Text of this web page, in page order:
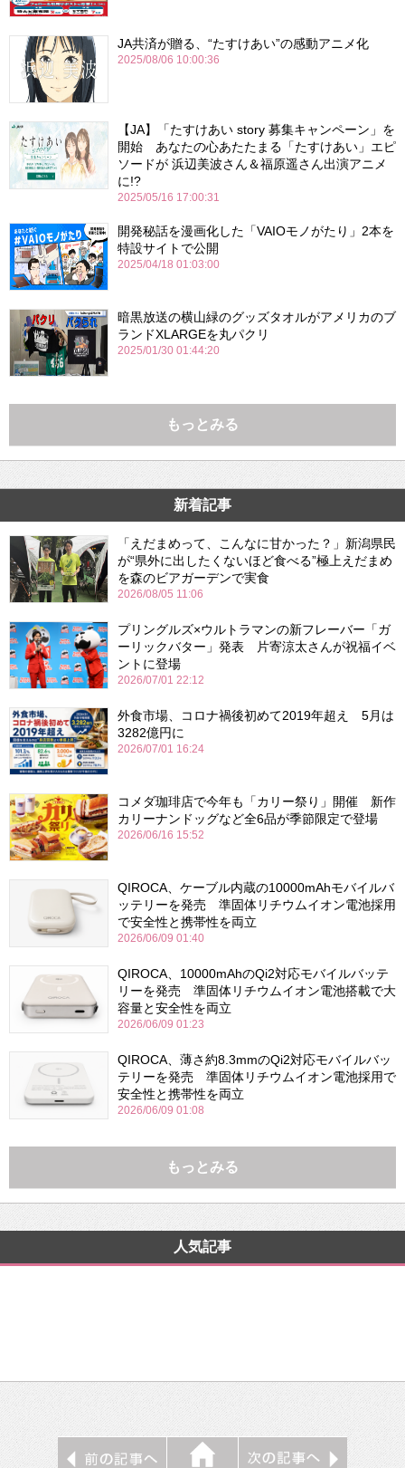
JA共済が贈る、“たすけあい”の感動アニメ化
2025/08/06 10:00:36
【JA】「たすけあい story 募集キャンペーン」を
開始 あなたの心あたたまる「たすけあい」エピ
ソードが 浜辺美波さん＆福原遥さん出演アニメ
に!?
2025/05/16 17:00:31
開発秘話を漫画化した「VAIOモノがたり」2本を
特設サイトで公開
2025/04/18 01:03:00
暗黒放送の横山緑のグッズタオルがアメリカのブ
ランドXLARGEを丸パクリ
2025/01/30 01:44:20
もっとみる
新着記事
「えだまめって、こんなに甘かった？」新潟県民
が“県外に出したくないほど食べる”極上えだまめ
を森のビアガーデンで実食
2026/08/05 11:06
プリングルズ×ウルトラマンの新フレーバー「ガ
ーリックバター」発表 片寄涼太さんが祝福イベ
ントに登場
2026/07/01 22:12
外食市場、コロナ禍後初めて2019年超え 5月は
3282億円に
2026/07/01 16:24
コメダ珈琲店で今年も「カリー祭り」開催 新作
カリーナンドッグなど全6品が季節限定で登場
2026/06/16 15:52
QIROCA、ケーブル内蔵の10000mAhモバイルバ
ッテリーを発売 準固体リチウムイオン電池採用
で安全性と携帯性を両立
2026/06/09 01:40
QIROCA、10000mAhのQi2対応モバイルバッテ
リーを発売 準固体リチウムイオン電池搭載で大
容量と安全性を両立
2026/06/09 01:23
QIROCA、薄さ約8.3mmのQi2対応モバイルバッ
テリーを発売 準固体リチウムイオン電池採用で
安全性と携帯性を両立
2026/06/09 01:08
もっとみる
人気記事